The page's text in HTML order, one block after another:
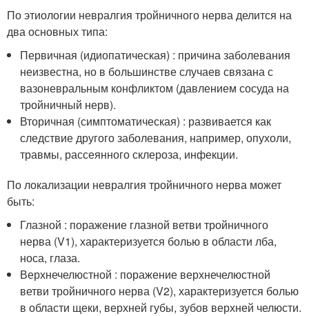
По этиологии невралгия тройничного нерва делится на
два основных типа:
Первичная (идиопатическая) : причина заболевания
неизвестна, но в большинстве случаев связана с
вазоневральным конфликтом (давлением сосуда на
тройничный нерв).
Вторичная (симптоматическая) : развивается как
следствие другого заболевания, например, опухоли,
травмы, рассеянного склероза, инфекции.
По локализации невралгия тройничного нерва может
быть:
Глазной : поражение глазной ветви тройничного
нерва (V1), характеризуется болью в области лба,
носа, глаза.
Верхнечелюстной : поражение верхнечелюстной
ветви тройничного нерва (V2), характеризуется болью
в области щеки, верхней губы, зубов верхней челюсти.